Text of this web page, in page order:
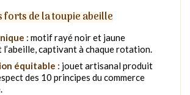
forts de la toupie abeille
: motif rayé noir et jaune
l’abeille, captivant à chaque rotation.
équitable : jouet artisanal produit
des 10 principes du commerce